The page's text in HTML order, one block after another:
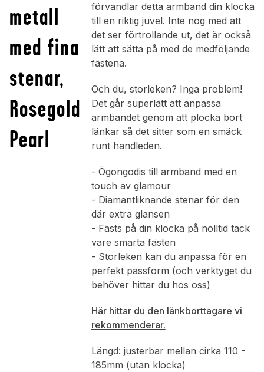
metall
med fina
stenar,
Rosegold
Pearl
förvandlar detta armband din klocka
till en riktig juvel. Inte nog med att
det ser förtrollande ut, det är också
lätt att sätta på med de medföljande
fästena.
Och du, storleken? Inga problem!
Det går superlätt att anpassa
armbandet genom att plocka bort
länkar så det sitter som en smäck
runt handleden.
- Ögongodis till armband med en
touch av glamour
- Diamantliknande stenar för den
där extra glansen
- Fästs på din klocka på nolltid tack
vare smarta fästen
- Storleken kan du anpassa för en
perfekt passform (och verktyget du
behöver hittar du hos oss)
Här hittar du den länkborttagare vi
rekommenderar.
Längd: justerbar mellan cirka 110 -
185mm (utan klocka)